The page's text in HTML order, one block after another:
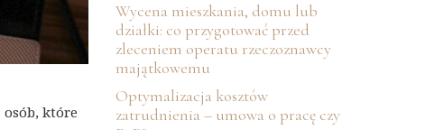
osób, które
Wycena mieszkania, domu lub
działki: co przygotować przed
zleceniem operatu rzeczoznawcy
majątkowemu
Optymalizacja kosztów
zatrudnienia – umowa o pracę czy